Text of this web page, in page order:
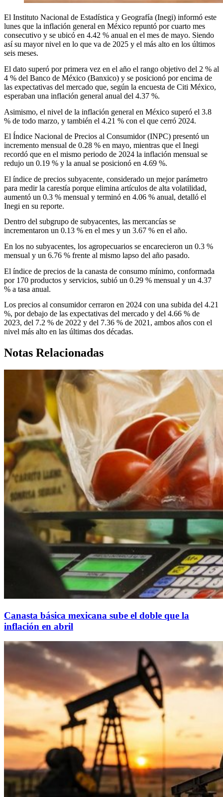
El Instituto Nacional de Estadística y Geografía (Inegi) informó este
lunes que la inflación general en México repuntó por cuarto mes
consecutivo y se ubicó en 4.42 % anual en el mes de mayo. Siendo
así su mayor nivel en lo que va de 2025 y el más alto en los últimos
seis meses.
El dato superó por primera vez en el año el rango objetivo del 2 % al
4 % del Banco de México (Banxico) y se posicionó por encima de
las expectativas del mercado que, según la encuesta de Citi México,
esperaban una inflación general anual del 4.37 %.
Asimismo, el nivel de la inflación general en México superó el 3.8
% de todo marzo, y también el 4.21 % con el que cerró 2024.
El Índice Nacional de Precios al Consumidor (INPC) presentó un
incremento mensual de 0.28 % en mayo, mientras que el Inegi
recordó que en el mismo periodo de 2024 la inflación mensual se
redujo un 0.19 % y la anual se posicionó en 4.69 %.
El índice de precios subyacente, considerado un mejor parámetro
para medir la carestía porque elimina artículos de alta volatilidad,
aumentó un 0.3 % mensual y terminó en 4.06 % anual, detalló el
Inegi en su reporte.
Dentro del subgrupo de subyacentes, las mercancías se
incrementaron un 0.13 % en el mes y un 3.67 % en el año.
En los no subyacentes, los agropecuarios se encarecieron un 0.3 %
mensual y un 6.76 % frente al mismo lapso del año pasado.
El índice de precios de la canasta de consumo mínimo, conformada
por 170 productos y servicios, subió un 0.29 % mensual y un 4.37
% a tasa anual.
Los precios al consumidor cerraron en 2024 con una subida del 4.21
%, por debajo de las expectativas del mercado y del 4.66 % de
2023, del 7.2 % de 2022 y del 7.36 % de 2021, ambos años con el
nivel más alto en las últimas dos décadas.
Notas Relacionadas
Canasta básica mexicana sube el doble que la
inflación en abril